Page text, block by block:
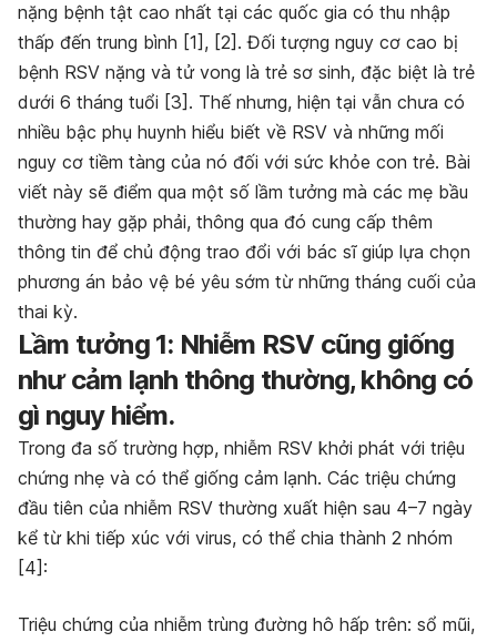
nặng bệnh tật cao nhất tại các quốc gia có thu nhập
thấp đến trung bình [1], [2]. Đối tượng nguy cơ cao bị
bệnh RSV nặng và tử vong là trẻ sơ sinh, đặc biệt là trẻ
dưới 6 tháng tuổi [3]. Thế nhưng, hiện tại vẫn chưa có
nhiều bậc phụ huynh hiểu biết về RSV và những mối
nguy cơ tiềm tàng của nó đối với sức khỏe con trẻ. Bài
viết này sẽ điểm qua một số lầm tưởng mà các mẹ bầu
thường hay gặp phải, thông qua đó cung cấp thêm
thông tin để chủ động trao đổi với bác sĩ giúp lựa chọn
phương án bảo vệ bé yêu sớm từ những tháng cuối của
thai kỳ.
Lầm tưởng 1: Nhiễm RSV cũng giống
như cảm lạnh thông thường, không có
gì nguy hiểm.
Trong đa số trường hợp, nhiễm RSV khởi phát với triệu
chứng nhẹ và có thể giống cảm lạnh. Các triệu chứng
đầu tiên của nhiễm RSV thường xuất hiện sau 4–7 ngày
kể từ khi tiếp xúc với virus, có thể chia thành 2 nhóm
[4]:
Triệu chứng của nhiễm trùng đường hô hấp trên: sổ mũi,